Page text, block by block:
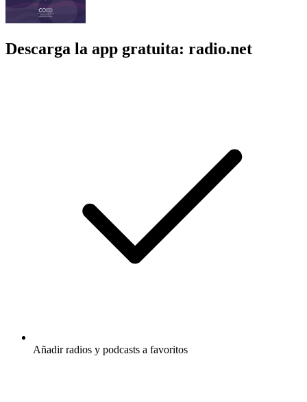
Descarga la app gratuita: radio.net
Añadir radios y podcasts a favoritos